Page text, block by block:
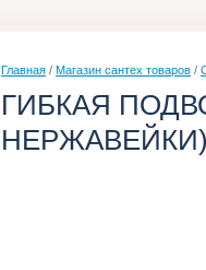
Главная / Магазин сантех товаров /
ГИБКАЯ